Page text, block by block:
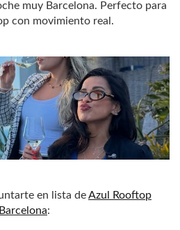
muy Barcelona. Perfecto para
con movimiento real.
en lista deAzul Rooftop
Barcelona: